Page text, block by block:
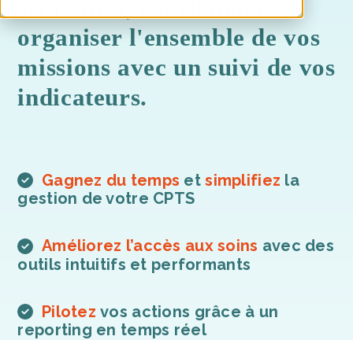
organiser l'ensemble de vos
missions avec un suivi de vos
indicateurs.
Gagnez du temps etsimplifiez la
gestion de votre CPTS
Améliorez l’accès aux soins avec des
outils intuitifs et performants
Pilotez vos actions grâce à un
reporting en temps réel